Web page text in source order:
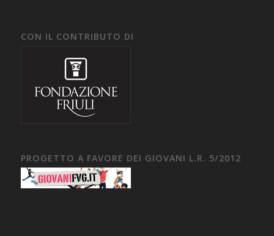
CON IL CONTRIBUTO DI
PROGETTO A FAVORE DEI GIOVANI L.R. 5/2012